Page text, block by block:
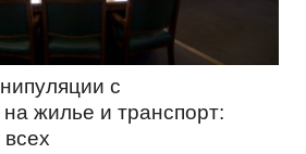
с
жилье и транспорт: